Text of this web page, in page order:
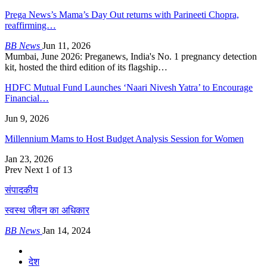
Prega News’s Mama’s Day Out returns with Parineeti Chopra,
reaffirming…
BB News Jun 11, 2026
Mumbai, June 2026: Preganews, India's No. 1 pregnancy detection
kit, hosted the third edition of its flagship…
HDFC Mutual Fund Launches ‘Naari Nivesh Yatra’ to Encourage
Financial…
Jun 9, 2026
Millennium Mams to Host Budget Analysis Session for Women
Jan 23, 2026
Prev Next 1 of 13
संपादकीय
स्वस्थ जीवन का अधिकार
BB News Jan 14, 2024
देश